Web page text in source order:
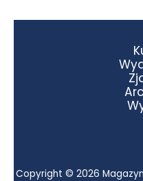
Copyright © 2026